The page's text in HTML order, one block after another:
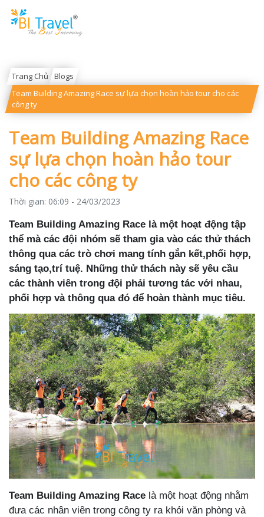
Trang Chủ
Blogs
Team Building Amazing Race sự lựa chọn hoàn hảo tour cho các
công ty
Team Building Amazing Race
sự lựa chọn hoàn hảo tour
cho các công ty
Thời gian: 06:09 - 24/03/2023
Team Building Amazing Race là một hoạt động tập
thể mà các đội nhóm sẽ tham gia vào các thử thách
thông qua các trò chơi mang tính gắn kết,phối hợp,
sáng tạo,trí tuệ. Những thử thách này sẽ yêu cầu
các thành viên trong đội phải tương tác với nhau,
phối hợp và thông qua đó để hoàn thành mục tiêu.
Team Building Amazing Race là một hoạt động nhằm
đưa các nhân viên trong công ty ra khỏi văn phòng và